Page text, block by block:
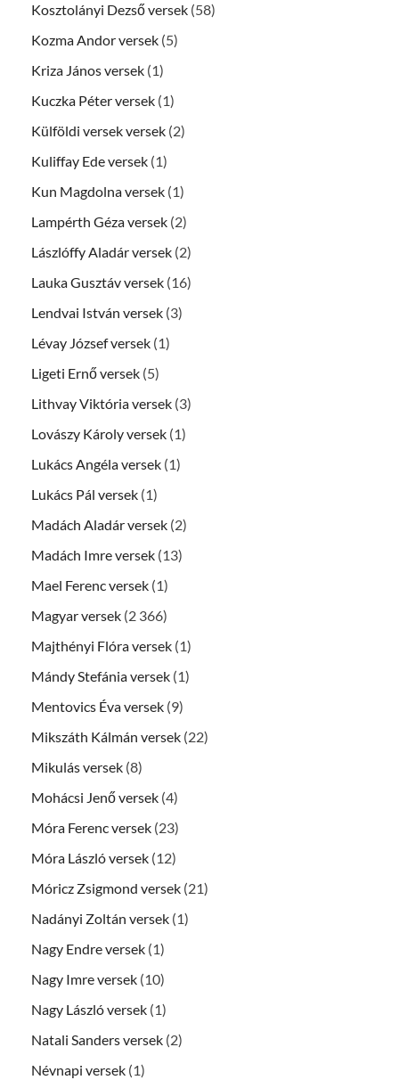
Kosztolányi Dezső versek (58)
Kozma Andor versek (5)
Kriza János versek (1)
Kuczka Péter versek (1)
Külföldi versek versek (2)
Kuliffay Ede versek (1)
Kun Magdolna versek (1)
Lampérth Géza versek (2)
Lászlóffy Aladár versek (2)
Lauka Gusztáv versek (16)
Lendvai István versek (3)
Lévay József versek (1)
Ligeti Ernő versek (5)
Lithvay Viktória versek (3)
Lovászy Károly versek (1)
Lukács Angéla versek (1)
Lukács Pál versek (1)
Madách Aladár versek (2)
Madách Imre versek (13)
Mael Ferenc versek (1)
Magyar versek (2 366)
Majthényi Flóra versek (1)
Mándy Stefánia versek (1)
Mentovics Éva versek (9)
Mikszáth Kálmán versek (22)
Mikulás versek (8)
Mohácsi Jenő versek (4)
Móra Ferenc versek (23)
Móra László versek (12)
Móricz Zsigmond versek (21)
Nadányi Zoltán versek (1)
Nagy Endre versek (1)
Nagy Imre versek (10)
Nagy László versek (1)
Natali Sanders versek (2)
Névnapi versek (1)